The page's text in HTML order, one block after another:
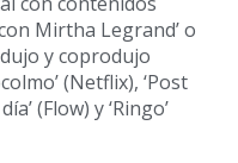
Mirtha Legrand’ o
y coprodujo
(Netflix), ‘Post
(Flow) y ‘Ringo’